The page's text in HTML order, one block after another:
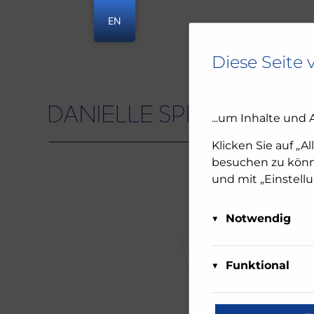
EN
Diese Seite
...um Inhalte und
Klicken Sie auf
besuchen zu
und mit
Notwendig
Diese Cookies
deaktiviert
funktionieren.
Matomo
Über
diese
Funktional
Diese Cookies